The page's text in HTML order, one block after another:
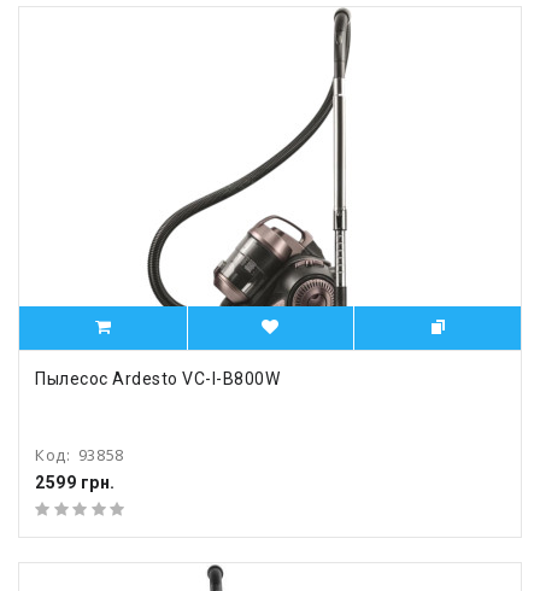
Пылесос Ardesto VC-I-B800W
Код: 93858
2599 грн.